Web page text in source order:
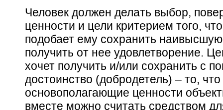
Человек должен делать выбор,
ценности и цели критерием того,
подобает ему сохранить
получить от нее удовлетворение.
хочет получить и/или сохранить с
достоинство (добродетель) – то,
основополагающие ценности
вместе можно считать средством